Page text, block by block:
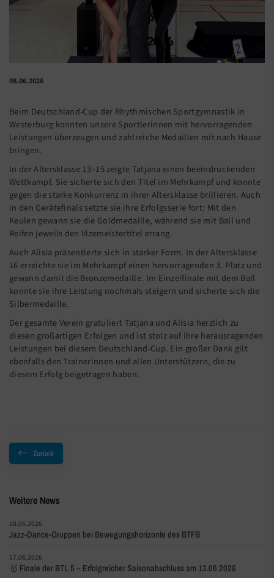
08.06.2026
Beim Deutschland-Cup der Rhythmischen Sportgymnastik in
Westerburg konnten unsere Sportlerinnen mit hervorragenden
Leistungen überzeugen und zahlreiche Medaillen mit nach Hause
bringen.
In der Altersklasse 13–15 zeigte Tatjana einen beeindruckenden
Wettkampf. Sie sicherte sich den Titel im Mehrkampf und konnte
gegen die starke Konkurrenz in ihrer Altersklasse brillieren. Auch
in den Gerätefinals setzte sie ihre Erfolgsserie fort: Mit den
Keulen gewann sie die Goldmedaille, während sie mit Ball und
Reifen jeweils den Vizemeistertitel errang.
Auch Alisia präsentierte sich in starker Form. In der Altersklasse
16 erreichte sie im Mehrkampf einen hervorragenden 3. Platz und
gewann damit die Bronzemedaille. Im Einzelfinale mit dem Ball
konnte sie ihre Leistung nochmals steigern und sicherte sich die
Silbermedaille.
Der gesamte Verein gratuliert Tatjana und Alisia herzlich zu
diesen großartigen Erfolgen und ist stolz auf ihre herausragenden
Leistungen bei diesem Deutschland-Cup. Ein großer Dank gilt
ebenfalls den Trainerinnen und allen Unterstützern, die zu
diesem Erfolg beigetragen haben.
Zurück
Weitere News
18.06.2026
Jazz-Dance-Gruppen bei Bewegungshorizonte des BTFB
17.06.2026
🥇 Finale der BTL 5 – Erfolgreicher Saisonabschluss am 13.06.2026